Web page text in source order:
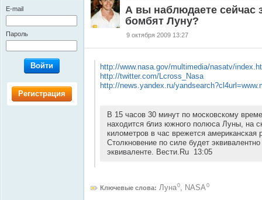
А вы наблюдаете сейчас
бомбят Луну?
9 октября 2009 13:27
http://www.nasa.gov/multimedia/nasatv/
http://twitter.com/Lcross_Nasa
http://news.yandex.ru/
В 15 часов 30 минут по московскому
находится близ южного полюса Луны, на
километров в час врежется американская
Столкновение по силе будет
эквиваленте. Вести.Ru 13:05
Ключевые слова: Луна0, NASA0
E-mail
Пароль
Войти
Регистрация